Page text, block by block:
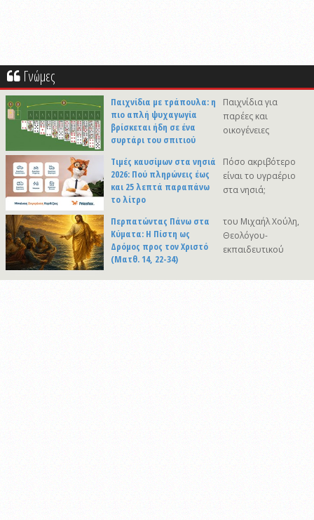
Γνώμες
Παιχνίδια με τράπουλα: η
πιο απλή ψυχαγωγία
βρίσκεται ήδη σε ένα
συρτάρι του σπιτιού
Παιχνίδια για
παρέες και
οικογένειες
Τιμές καυσίμων στα νησιά
2026: Πού πληρώνεις έως
και 25 λεπτά παραπάνω
το λίτρο
Πόσο ακριβότερο
είναι το υγραέριο
στα νησιά;
Περπατώντας Πάνω στα
Κύματα: Η Πίστη ως
Δρόμος προς τον Χριστό
(Ματθ. 14, 22-34)
του Μιχαήλ Χούλη,
Θεολόγου-
εκπαιδευτικού